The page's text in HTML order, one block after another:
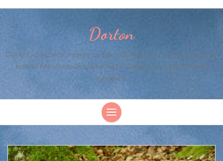
Dorton
Důvěra v poctivost internetových stránek je jako učiněná sázka do
loterie. Milionkrát se spálíte, než to právě s tou naší konečně
vyhrajete.